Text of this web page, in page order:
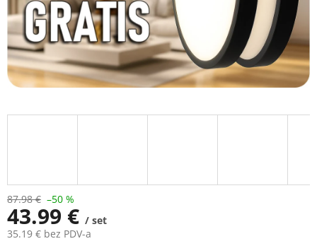
87.98 € –50 %
43.99 € / set
35.19 € bez PDV-a